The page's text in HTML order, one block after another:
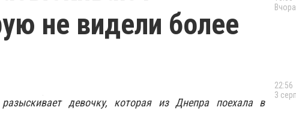
не видели более
девочку, которая из Днепра поехала в
Вчора
22:56
3